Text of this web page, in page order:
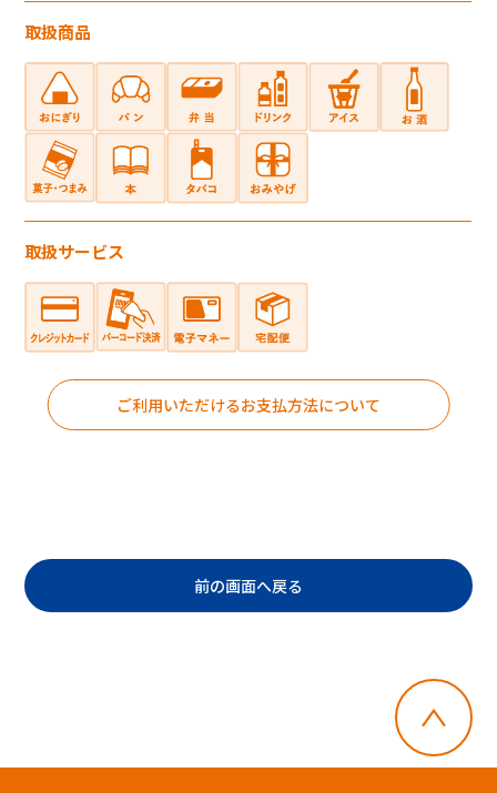
取扱商品
取扱サービス
ご利用いただけるお支払方法について
前の画面へ戻る
・一度のお会計での複数枚のクレジットカー
ドの併用はできません。
・クレジットカード裏面には、カード契約者
ご本人のサインが必要です。
・クレジットカードはカード契約者ご本人し
かご利用いただけません。
電子マネー
・店舗でのチャージはできません。